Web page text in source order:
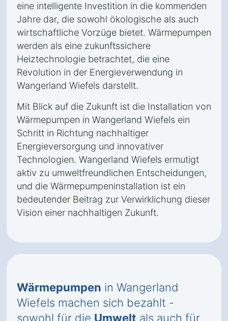
eine intelligente Investition in die kommenden
Jahre dar, die sowohl ökologische als auch
wirtschaftliche Vorzüge bietet. Wärmepumpen
werden als eine zukunftssichere
Heiztechnologie betrachtet, die eine
Revolution in der Energieverwendung in
Wangerland Wiefels darstellt.
Mit Blick auf die Zukunft ist die Installation von
Wärmepumpen in Wangerland Wiefels ein
Schritt in Richtung nachhaltiger
Energieversorgung und innovativer
Technologien. Wangerland Wiefels ermutigt
aktiv zu umweltfreundlichen Entscheidungen,
und die Wärmepumpeninstallation ist ein
bedeutender Beitrag zur Verwirklichung dieser
Vision einer nachhaltigen Zukunft.
Wärmepumpen in Wangerland
Wiefels machen sich bezahlt -
sowohl für die Umwelt als auch für